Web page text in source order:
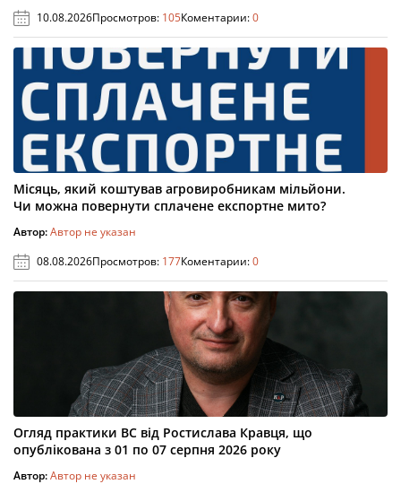
10.08.2026Просмотров: 105Коментарии:0
Місяць, який коштував агровиробникам мільйони.
Чи можна повернути сплачене експортне мито?
Автор:Автор не указан
08.08.2026Просмотров: 177Коментарии:0
Огляд практики ВС від Ростислава Кравця, що
опублікована з 01 по 07 серпня 2026 року
Автор:Автор не указан